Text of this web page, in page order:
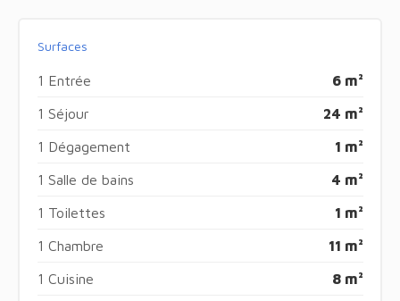
Surfaces
1 Entrée 6 m²
1 Séjour 24 m²
1 Dégagement 1 m²
1 Salle de bains 4 m²
1 Toilettes 1 m²
1 Chambre 11 m²
1 Cuisine 8 m²